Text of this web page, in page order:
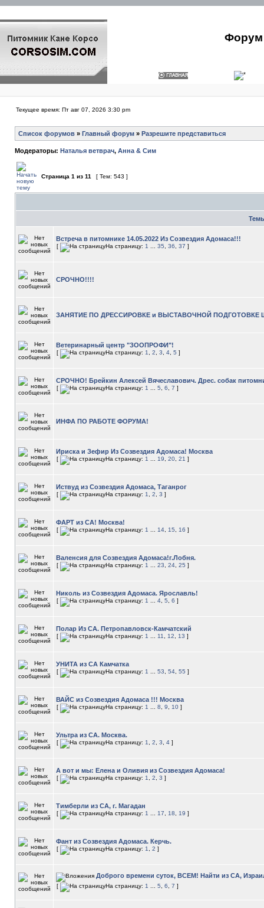
Форум
Текущее время: Пт авг 07, 2026 3:30 pm
Список форумов » Главный форум » Разрешите представиться
Модераторы: Наталья ветврач, Анна & Сим
Страница 1 из 11 [ Тем: 543 ]
Встреча в питомнике 14.05.2022 Из Созвездия Адомаса!!!
[ На страницу: 1 35 36 37 ]
СРОЧНО!!!!
ЗАНЯТИЕ ПО ДРЕССИРОВКЕ и ВЫСТАВОЧНОЙ ПОДГОТОВКЕ
Ветеринарный центр "ЗООПРОФИ"!
[ На страницу: 1 2 3 4 5 ]
СРОЧНО! Брейкин Алексей Вячеславович. Дрес. собак
[ На страницу: 1 5 6 7 ]
ИНФА ПО РАБОТЕ ФОРУМА!
Ириска и Зефир Из Созвездия Адомаса! Москва
[ На страницу: 1 19 20 21 ]
Иствуд из Созвездия Адомаса, Таганрог
[ На страницу: 1 2 3 ]
ФАРТ из СА! Москва!
[ На страницу: 1 14 15 16 ]
Валенсия для Созвездия Адомаса!г.Лобня.
[ На страницу: 1 23 24 25 ]
Николь из Созвездия Адомаса. Ярославль!
[ На страницу: 1 4 5 6 ]
Полар Из СА. Петропавловск-Камчатский
[ На страницу: 1 11 12 13 ]
УНИТА из СА Камчатка
[ На страницу: 1 53 54 55 ]
ВАЙС из Созвездия Адомаса !!! Москва
[ На страницу: 1 8 9 10 ]
Ультра из СА. Москва.
[ На страницу: 1 2 3 4 ]
А вот и мы: Елена и Оливия из Созвездия Адомаса!
[ На страницу: 1 2 3 ]
Тимберли из СА, г. Магадан
[ На страницу: 1 17 18 19 ]
Фант из Созвездия Адомаса. Керчь.
[ На страницу: 1 2 ]
Доброго времени суток, ВСЕМ! Найти из СА,
[ На страницу: 1 5 6 7 ]